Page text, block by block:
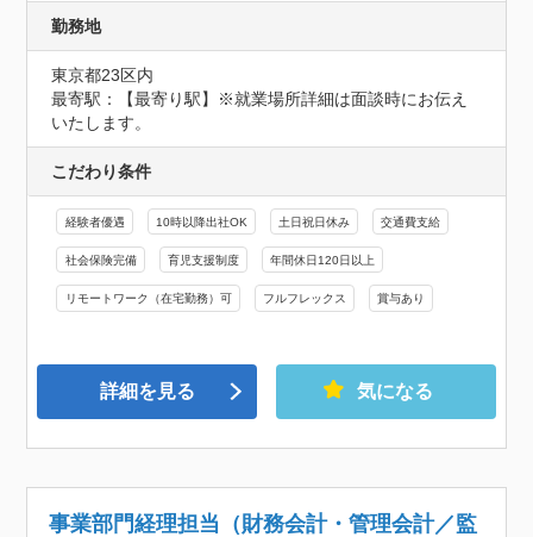
勤務地
東京都23区内
最寄駅：【最寄り駅】※就業場所詳細は面談時にお伝え
いたします。
こだわり条件
経験者優遇 10時以降出社OK 土日祝日休み 交通費支給
社会保険完備 育児支援制度 年間休日120日以上
リモートワーク（在宅勤務）可 フルフレックス 賞与あり
詳細を見る 気になる
事業部門経理担当（財務会計・管理会計／監